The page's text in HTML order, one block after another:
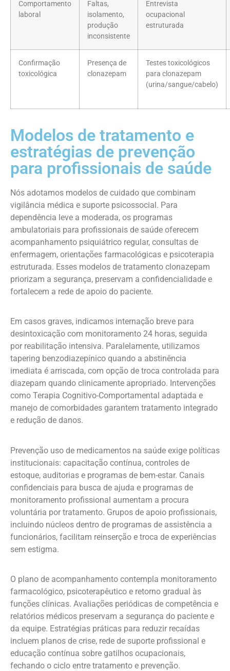
Comportamento
laboral
Faltas,
isolamento,
produção
inconsistente
Entrevista
ocupacional
estruturada
Confirmação
toxicológica
Presença de
clonazepam
Testes toxicológicos
para clonazepam
(urina/sangue/cabelo)
Modelos de tratamento e
estratégias de prevenção
para profissionais de saúde
Nós adotamos modelos de cuidado que combinam
vigilância médica e suporte psicossocial. Para
dependência leve a moderada, os programas
ambulatoriais para profissionais de saúde oferecem
acompanhamento psiquiátrico regular, consultas de
enfermagem, orientações farmacológicas e psicoterapia
estruturada. Esses modelos de tratamento clonazepam
priorizam a segurança, preservam a confidencialidade e
fortalecem a rede de apoio do paciente.
Em casos graves, indicamos internação breve para
desintoxicação com monitoramento 24 horas, seguida
por reabilitação intensiva. Paralelamente, utilizamos
tapering benzodiazepínico quando a abstinência
imediata é arriscada, com opção de troca controlada para
diazepam quando clinicamente apropriado. Intervenções
como Terapia Cognitivo-Comportamental adaptada e
manejo de comorbidades garantem tratamento integrado
e redução de danos.
Prevenção uso de medicamentos na saúde exige políticas
institucionais: capacitação contínua, controles de
estoque, auditorias e programas de bem-estar. Canais
confidenciais para busca de ajuda e programas de
monitoramento profissional aumentam a procura
voluntária por tratamento. Grupos de apoio profissionais,
incluindo núcleos dentro de programas de assistência a
funcionários, facilitam reinserção e troca de experiências
sem estigma.
O plano de acompanhamento contempla monitoramento
farmacológico, psicoterapêutico e retorno gradual às
funções clínicas. Avaliações periódicas de competência e
relatórios médicos preservam a segurança do paciente e
da equipe. Estratégias práticas para reduzir recaídas
incluem planos de crise, rede de suporte profissional e
educação contínua sobre gatilhos ocupacionais,
fechando o ciclo entre tratamento e prevenção.